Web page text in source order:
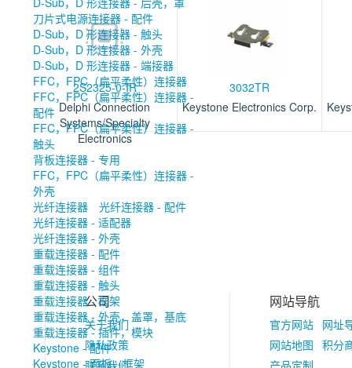
刀片式电源连接器 - 配件
D-Sub，D 形连接器 - 触头
D-Sub，D 形连接器 - 外壳
D-Sub，D 形连接器 - 端接器
FFC，FPC（扁平柔性）连接器
FFC，FPC（扁平柔性）连接器 -
配件
FFC，FPC（扁平柔性）连接器 -
触头
背板连接器 - 专用
FFC，FPC（扁平柔性）连接器 -
外壳
光纤连接器
光纤连接器 - 配件
光纤连接器 - 适配器
光纤连接器 - 外壳
重载连接器 - 配件
重载连接器 - 组件
重载连接器 - 触头
重载连接器 - 框架
重载连接器 - 外壳，盖罩，基底
重载连接器 - 插件，模块
Keystone - 配件
Keystone - 面板，框架
2S2325-0-IR
Delphi Connection
Systems/Specialty
Electronics
3032TR
Keystone Electronics Corp.
公司
关于我们
隐私政策
联系我们
网站导航
官方网站 网址
网站地图 积分
产品定制